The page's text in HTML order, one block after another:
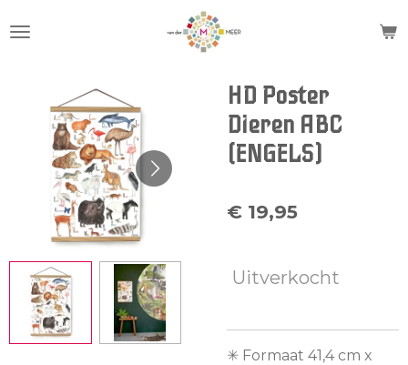
direct
hoofdinhoud
HD Poster
Dieren ABC
(ENGELS)
€ 19,95
Uitverkocht
✳︎ Formaat 41,4 cm x